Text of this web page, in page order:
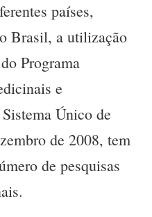
países,
Brasil, a utilização
Programa
e
Único de
de 2008, tem
de pesquisas